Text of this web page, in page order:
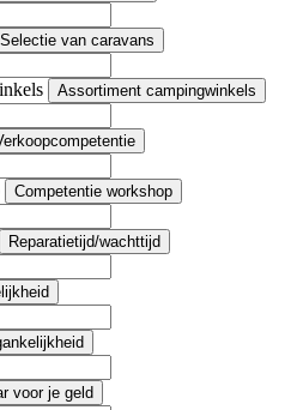
Selectie van caravans
Assortiment campingwinkels
Competentie workshop
Reparatietijd/wachttijd
voor je geld